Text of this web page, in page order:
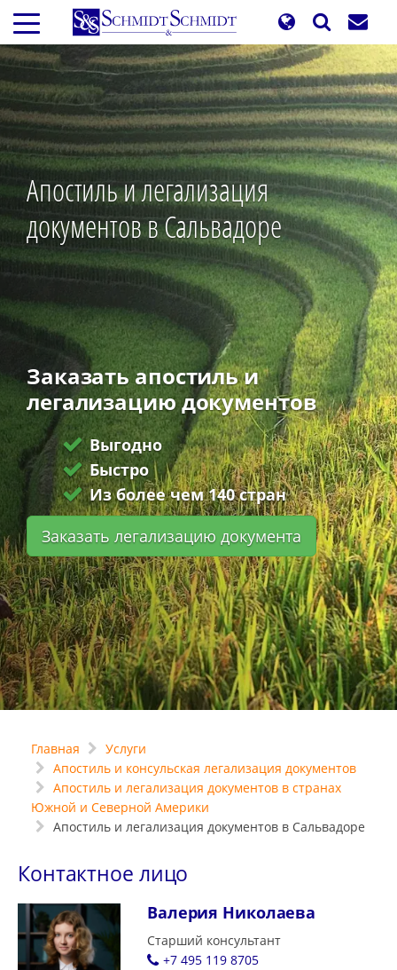
Перейти
основному
содержанию
Апостиль и легализация
документов в Сальвадоре
Заказать апостиль и
легализацию документов
Выгодно
Быстро
Из более чем 140 стран
Заказать легализацию документа
Главная
Услуги
Апостиль и консульская легализация документов
Апостиль и легализация документов в странах
Южной и Северной Америки
Апостиль и легализация документов в Сальвадоре
Контактное лицо
Валерия Николаева
Старший консультант
+7 495 119 8705